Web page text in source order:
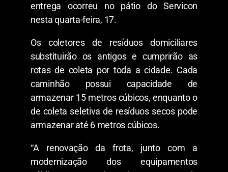
entrega ocorreu no pátio do Servicon
nesta quarta-feira, 17.
Os coletores de resíduos domiciliares
substituirão os antigos e cumprirão as
rotas de coleta por toda a cidade. Cada
caminhão possui capacidade de
armazenar 15 metros cúbicos, enquanto o
de coleta seletiva de resíduos secos pode
armazenar até 6 metros cúbicos.
“A renovação da frota, junto com a
modernização dos equipamentos